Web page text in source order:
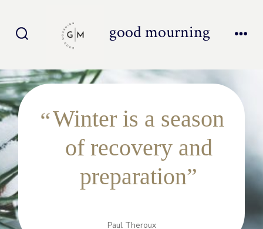
overslaan
good mourning
Winter is a season
of recovery and
preparation
Paul Theroux